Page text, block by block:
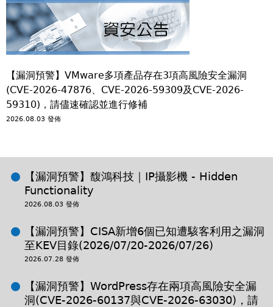
【漏洞預警】VMware多項產品存在3項高風險安全漏洞
(CVE-2026-47876、CVE-2026-59309及CVE-2026-
59310)，請儘速確認並進行修補
2026.08.03 發佈
【漏洞預警】馥鴻科技｜IP攝影機 - Hidden
Functionality
2026.08.03 發佈
【漏洞預警】CISA新增6個已知遭駭客利用之漏洞
至KEV目錄(2026/07/20-2026/07/26)
2026.07.28 發佈
【漏洞預警】WordPress存在兩項高風險安全漏
洞(CVE-2026-60137與CVE-2026-63030)，請